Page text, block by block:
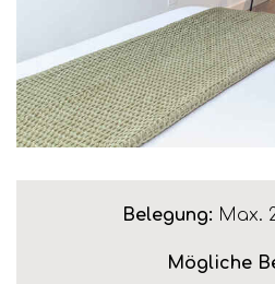
Belegung: Max.
Mögliche